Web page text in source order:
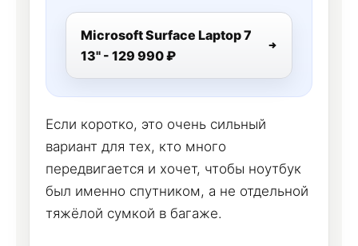
Microsoft Surface Laptop 7
13" - 129 990 ₽
Если коротко, это очень сильный
вариант для тех, кто много
передвигается и хочет, чтобы ноутбук
был именно спутником, а не отдельной
тяжёлой сумкой в багаже.